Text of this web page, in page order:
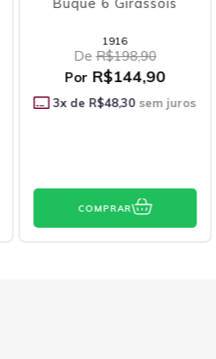
1916
De R$198,90
Por R$144,90
3x de R$48,30sem juros
COMPRAR